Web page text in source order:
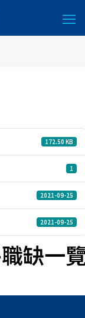
172.50 KB
1
2021-09-25
2021-09-25
缺一